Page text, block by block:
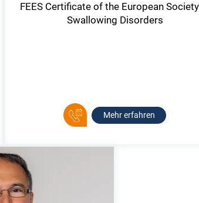
FEES Certificate of the European
Swallowing Disorders
Mehr erfahren